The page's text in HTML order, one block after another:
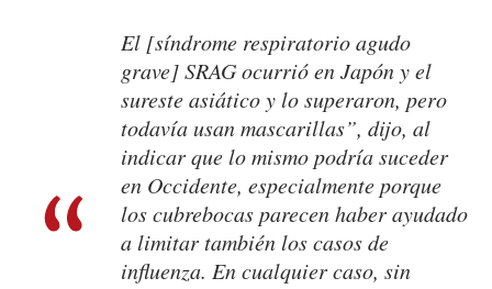
El [síndrome respiratorio agudo
grave] SRAG ocurrió en Japón y el
sureste asiático y lo superaron, pero
todavía usan mascarillas”, dijo, al
indicar que lo mismo podría suceder
en Occidente, especialmente porque
los cubrebocas parecen haber ayudado
a limitar también los casos de
influenza. En cualquier caso, sin